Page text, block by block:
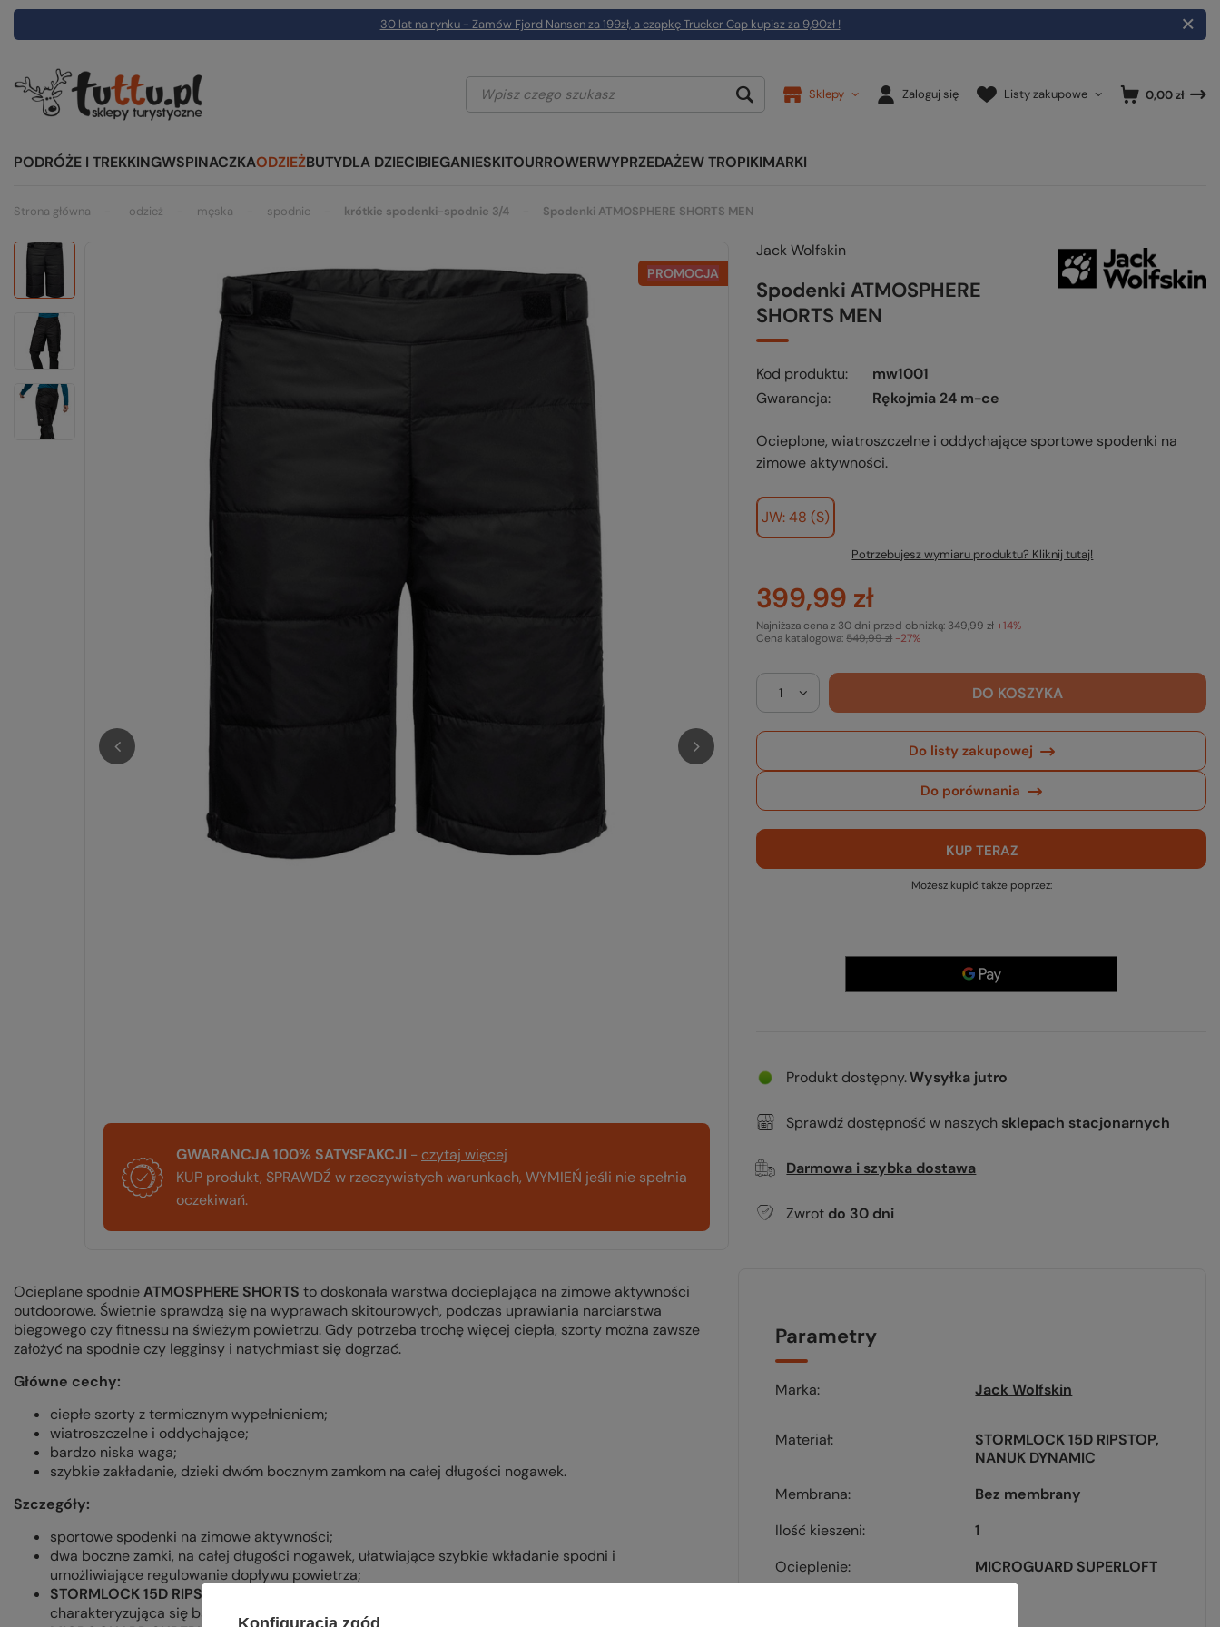
30 lat na rynku - Zamów Fjord Nansen za 199zł, a czapkę Trucker Cap kupisz za 9,90zł !
Sklepy Zaloguj się Listy zakupowe 0,00 zł
PODRÓŻE I TREKKINGWSPINACZKAODZIEŻBUTYDLA DZIECIBIEGANIESKITOURROWERWYPRZEDAŻEW TROPIKIMARKI
Strona główna odzież męska spodnie krótkie spodenki-spodnie 3/4 Spodenki ATMOSPHERE SHORTS MEN
PROMOCJA
GWARANCJA 100% SATYSFAKCJI - czytaj więcej
KUP produkt, SPRAWDŹ w rzeczywistych warunkach, WYMIEŃ jeśli nie spełnia
oczekiwań.
Jack Wolfskin
Spodenki ATMOSPHERE
SHORTS MEN
Kod produktu
mw1001
Gwarancja
Rękojmia 24 m-ce
Ocieplone, wiatroszczelne i oddychające sportowe spodenki na
zimowe aktywności.
JW: 48 (S)
Potrzebujesz wymiaru produktu? Kliknij tutaj!
399,99 zł
Cena katalogowa:549,99 zł -27%
Najniższa cena z 30 dni przed obniżką:349,99 zł +14%
DO KOSZYKA
Do listy zakupowej
Do porównania
KUP TERAZ
Możesz kupić także poprzez:
Produkt dostępny Wysyłka jutro
Sprawdź dostępnośćw naszych sklepach stacjonarnych
Darmowa i szybka dostawa
Zwrot do 30 dni
Ocieplane spodnieATMOSPHERE SHORTS to doskonała warstwa docieplająca na zimowe aktywności
outdoorowe. Świetnie sprawdzą się na wyprawach skitourowych, podczas uprawiania narciarstwa
biegowego czy fitnessu na świeżym powietrzu. Gdy potrzeba trochę więcej ciepła, szorty można zawsze
założyć na spodnie czy legginsy i natychmiast się dogrzać.
Główne cechy:
ciepłe szorty z termicznym wypełnieniem;
wiatroszczelne i oddychające;
bardzo niska waga;
szybkie zakładanie, dzieki dwóm bocznym zamkom na całej długości nogawek.
Szczegóły:
sportowe spodenki na zimowe aktywności;
dwa boczne zamki, na całej długości nogawek, ułatwiające szybkie wkładanie spodni i
umożliwiające regulowanie dopływu powietrza;
STORMLOCK 15D RIPSTOP:
charakteryzująca się bardzo dobrą oddychalnością tkanina, nienasiąkliwa wodą od zewnątrz;
Parametry
Marka Jack Wolfskin
Materiał
STORMLOCK 15D RIPSTOP
NANUK DYNAMIC
Membrana
Bez membrany
Ilość kieszeni
1
Ocieplenie
MICROGUARD SUPERLOFT
Konfiguracja zgód